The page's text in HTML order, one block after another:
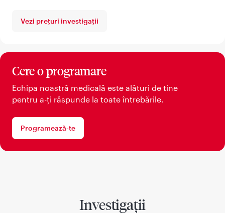
Vezi prețuri investigații
Cere o programare
Echipa noastră medicală este alături de tine
pentru a-ți răspunde la toate întrebările.
Programează-te
Investigații